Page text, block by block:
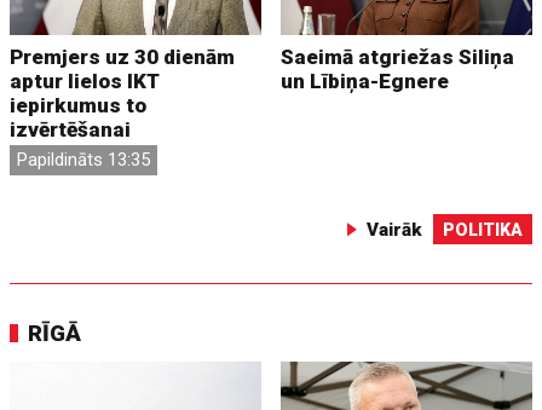
Premjers uz 30 dienām
aptur lielos IKT
iepirkumus to
izvērtēšanai
Papildināts 13:35
Saeimā atgriežas Siliņa
un Lībiņa-Egnere
Vairāk POLITIKA
RĪGĀ